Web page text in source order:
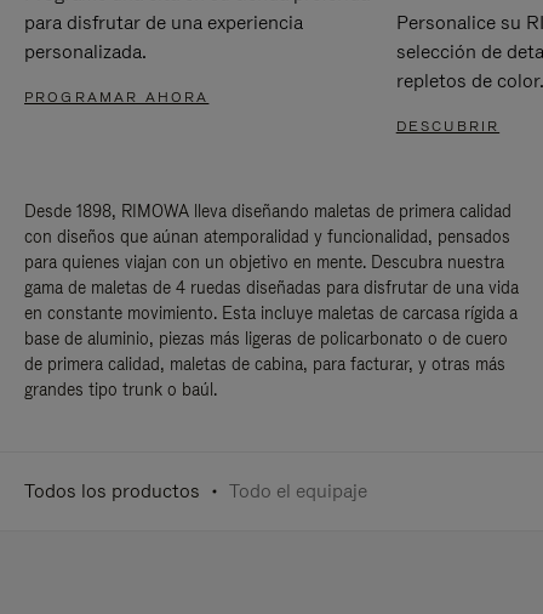
para disfrutar de una experiencia
personalizada.
PROGRAMAR AHORA
Personalice su
selección de
repletos de color.
DESCUBRIR
Desde 1898, RIMOWA lleva diseñando maletas de primera calidad
con diseños que aúnan atemporalidad y funcionalidad, pensados
para quienes viajan con un objetivo en mente. Descubra nuestra
gama de maletas de 4 ruedas diseñadas para disfrutar de una vida
en constante movimiento. Esta incluye maletas de carcasa rígida a
base de aluminio, piezas más ligeras de policarbonato o de cuero
de primera calidad, maletas de cabina, para facturar, y otras más
grandes tipo trunk o baúl.
Todos los productos Todo el equipaje